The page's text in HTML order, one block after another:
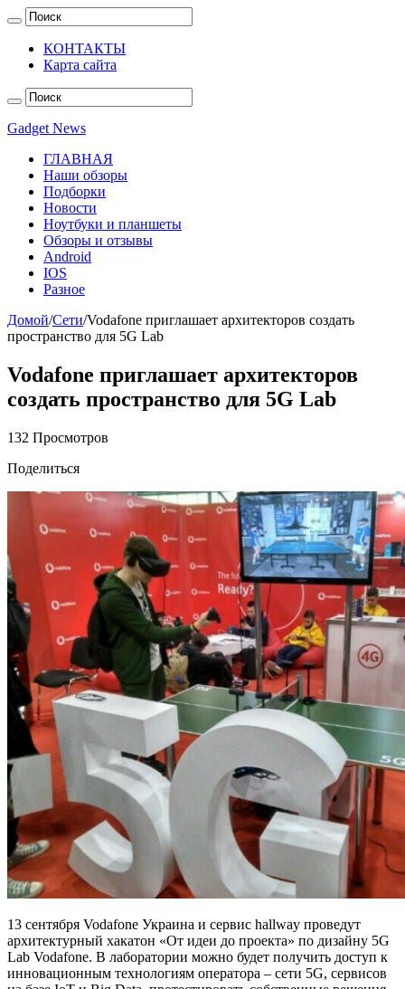
КОНТАКТЫ
Карта сайта
Gadget News
ГЛАВНАЯ
Наши обзоры
Подборки
Новости
Ноутбуки и планшеты
Обзоры и отзывы
Android
IOS
Разное
Домой/Сети/Vodafone приглашает архитекторов создать
пространство для 5G Lab
Vodafone приглашает архитекторов
создать пространство для 5G Lab
132 Просмотров
Поделиться
13 сентября Vodafone Украина и сервис hallway проведут
архитектурный хакатон «От идеи до проекта» по дизайну 5G
Lab Vodafone. В лаборатории можно будет получить доступ к
инновационным технологиям оператора – сети 5G, сервисов